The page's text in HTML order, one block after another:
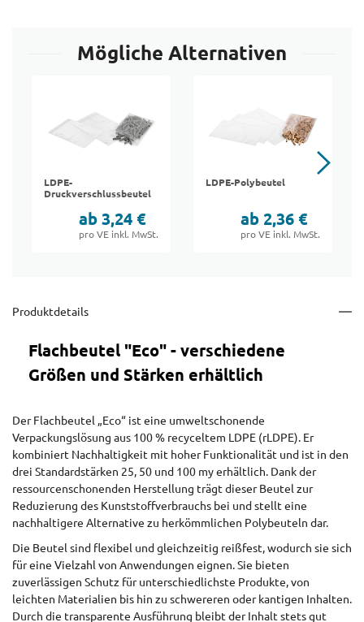
Mögliche Alternativen
LDPE-
Druckverschlussbeutel
ab 3,24 €
pro VE inkl. MwSt.
LDPE-Polybeutel
ab 2,36 €
pro VE inkl. MwSt.
Produktdetails
Flachbeutel "Eco" - verschiedene
Größen und Stärken erhältlich
Der Flachbeutel „Eco“ ist eine umweltschonende
Verpackungslösung aus 100 % recyceltem LDPE (rLDPE). Er
kombiniert Nachhaltigkeit mit hoher Funktionalität und ist in den
drei Standardstärken 25, 50 und 100 my erhältlich. Dank der
ressourcenschonenden Herstellung trägt dieser Beutel zur
Reduzierung des Kunststoffverbrauchs bei und stellt eine
nachhaltigere Alternative zu herkömmlichen Polybeuteln dar.
Die Beutel sind flexibel und gleichzeitig reißfest, wodurch sie sich
für eine Vielzahl von Anwendungen eignen. Sie bieten
zuverlässigen Schutz für unterschiedlichste Produkte, von
leichten Materialien bis hin zu schwereren oder kantigen Inhalten.
Durch die transparente Ausführung bleibt der Inhalt stets gut